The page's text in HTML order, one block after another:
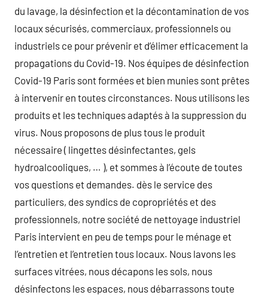
du lavage, la désinfection et la décontamination de vos
locaux sécurisés, commerciaux, professionnels ou
industriels ce pour prévenir et d’élimer efficacement la
propagations du Covid-19. Nos équipes de désinfection
Covid-19 Paris sont formées et bien munies sont prêtes
à intervenir en toutes circonstances. Nous utilisons les
produits et les techniques adaptés à la suppression du
virus. Nous proposons de plus tous le produit
nécessaire ( lingettes désinfectantes, gels
hydroalcooliques, … ), et sommes à l’écoute de toutes
vos questions et demandes. dès le service des
particuliers, des syndics de copropriétés et des
professionnels, notre société de nettoyage industriel
Paris intervient en peu de temps pour le ménage et
l’entretien et l’entretien tous locaux. Nous lavons les
surfaces vitrées, nous décapons les sols, nous
désinfectons les espaces, nous débarrassons toute